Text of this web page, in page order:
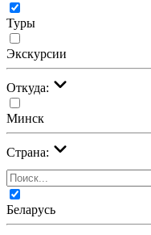
Туры
Экскурсии
Откуда:
Минск
Страна:
Беларусь